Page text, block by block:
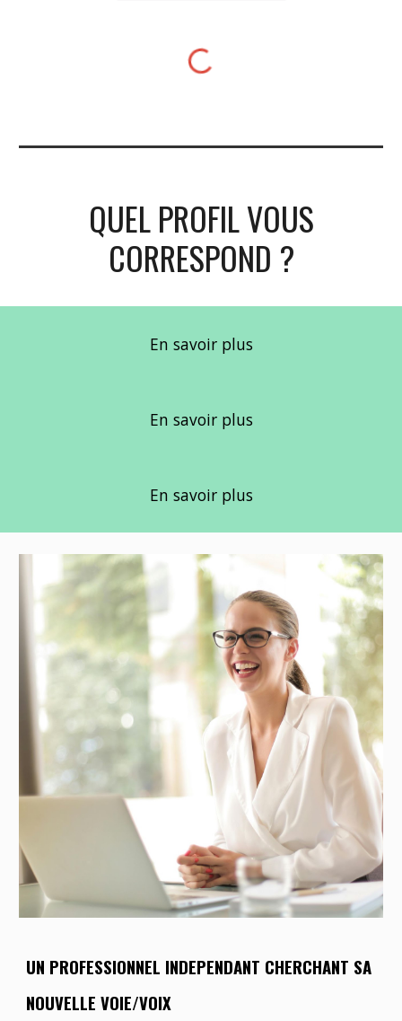
QUEL PROFIL VOUS
CORRESPOND ?
En savoir plus
En savoir plus
En savoir plus
UN PROFESSIONNEL INDEPENDANT CHERCHANT SA
NOUVELLE VOIE/VOIX